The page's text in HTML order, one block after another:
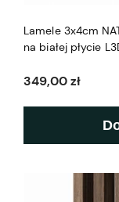
Lamele 3x4cm
na białej płycie
349,00 zł